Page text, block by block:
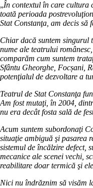
„În contextul în care cultura
toată perioada
Stat Constanţa, am decis
Chiar dacă suntem singurul
nume ale teatrului
comparăm cum suntem
Sfântu Gheorghe, Focșani,
potenţialul de dezvoltare a
Teatrul de Stat Constanţa
Am fost mutaţi, în 2004,
nu era decât fosta sală de
Acum suntem subordonaţi
situaţie ambiguă şi pasarea
sistemul de încălzire defect,
mecanice ale scenei vechi,
reabilitare doar termică şi
Nici nu îndrăznim să visăm